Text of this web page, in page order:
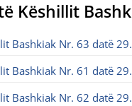
Këshillit
Bashkiak Nr. 63 datë
Bashkiak Nr. 61 datë
Bashkiak Nr. 62 datë